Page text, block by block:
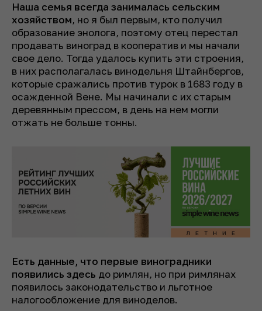
Наша семья всегда занималась сельским
хозяйством, но я был первым, кто получил
образование энолога, поэтому отец перестал
продавать виноград в кооператив и мы начали
свое дело. Тогда удалось купить эти строения,
в них располагалась винодельня Штайнбергов,
которые сражались против турок в 1683 году в
осажденной Вене. Мы начинали с их старым
деревянным прессом, в день на нем могли
отжать не больше тонны.
Есть данные, что первые виноградники
появились здесь до римлян, но при римлянах
появилось законодательство и льготное
налогообложение для виноделов.